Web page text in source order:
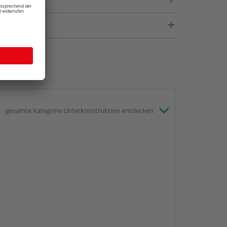
gesamte Kategorie Unterkonstruktion entdecken